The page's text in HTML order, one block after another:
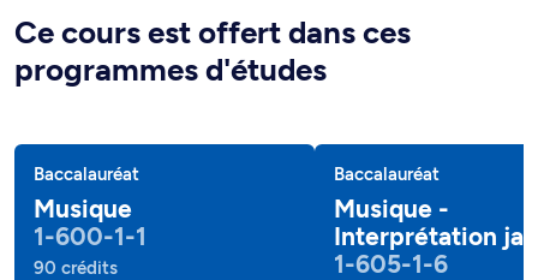
Ce cours est offert dans ces
programmes d'études
Baccalauréat
Musique
1-600-1-1
90 crédits
Baccalauréat
Musique -
Interprétation
1-605-1-6